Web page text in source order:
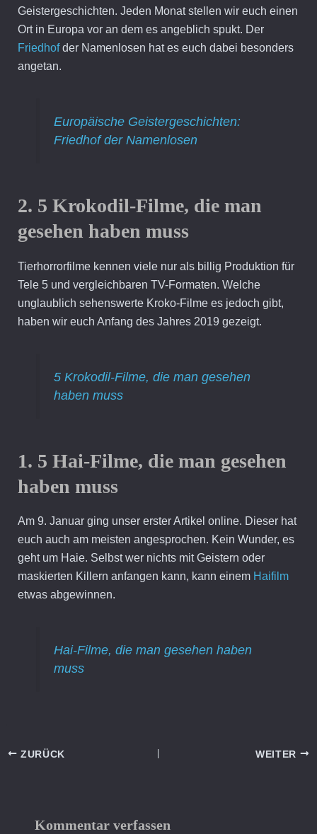
Geistergeschichten. Jeden Monat stellen wir euch einen
Ort in Europa vor an dem es angeblich spukt. Der
Friedhofder Namenlosen hat es euch dabei besonders
angetan.
Europäische Geistergeschichten:
Friedhof der Namenlosen
2. 5 Krokodil-Filme, die man
gesehen haben muss
Tierhorrorfilme kennen viele nur als billig Produktion für
Tele 5 und vergleichbaren TV-Formaten. Welche
unglaublich sehenswerte Kroko-Filme es jedoch gibt,
haben wir euch Anfang des Jahres 2019 gezeigt.
5 Krokodil-Filme, die man gesehen
haben muss
1. 5 Hai-Filme, die man gesehen
haben muss
Am 9. Januar ging unser erster Artikel online. Dieser hat
euch auch am meisten angesprochen. Kein Wunder, es
geht um Haie. Selbst wer nichts mit Geistern oder
maskierten Killern anfangen kann, kann einem Haifilm
etwas abgewinnen.
Hai-Filme, die man gesehen haben
muss
ZURÜCK WEITER
Kommentar verfassen